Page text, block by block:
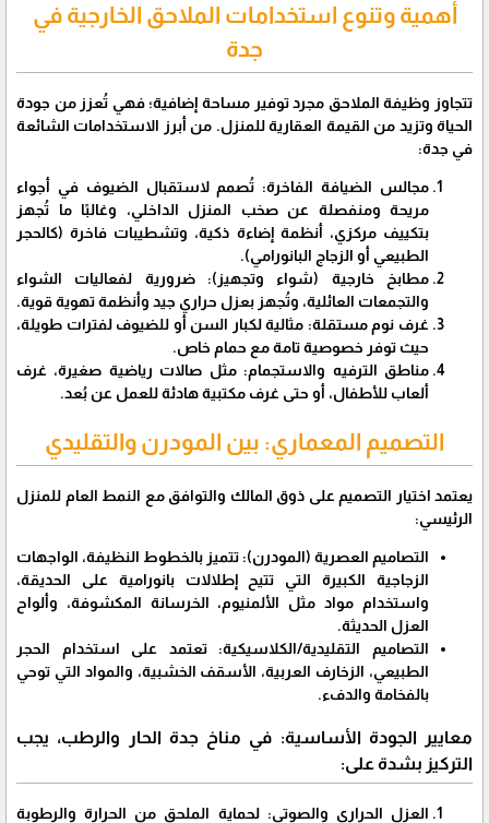
أهمية وتنوع استخدامات الملاحق الخارجية في
جدة
​تتجاوز وظيفة الملاحق مجرد توفير مساحة إضافية؛ فهي تُعزز من جودة
الحياة وتزيد من القيمة العقارية للمنزل. من أبرز الاستخدامات الشائعة
في جدة:
​مجالس الضيافة الفاخرة: تُصمم لاستقبال الضيوف في أجواء
مريحة ومنفصلة عن صخب المنزل الداخلي، وغالبًا ما تُجهز
بتكييف مركزي، أنظمة إضاءة ذكية، وتشطيبات فاخرة (كالحجر
الطبيعي أو الزجاج البانورامي).
​مطابخ خارجية (شواء وتجهيز): ضرورية لفعاليات الشواء
والتجمعات العائلية، وتُجهز بعزل حراري جيد وأنظمة تهوية قوية.
​غرف نوم مستقلة: مثالية لكبار السن أو للضيوف لفترات طويلة،
حيث توفر خصوصية تامة مع حمام خاص.
​مناطق الترفيه والاستجمام: مثل صالات رياضية صغيرة، غرف
ألعاب للأطفال، أو حتى غرف مكتبية هادئة للعمل عن بُعد.
​التصميم المعماري: بين المودرن والتقليدي
​يعتمد اختيار التصميم على ذوق المالك والتوافق مع النمط العام للمنزل
الرئيسي:
​التصاميم العصرية (المودرن): تتميز بالخطوط النظيفة، الواجهات
الزجاجية الكبيرة التي تتيح إطلالات بانورامية على الحديقة،
واستخدام مواد مثل الألمنيوم، الخرسانة المكشوفة، وألواح
العزل الحديثة.
​التصاميم التقليدية/الكلاسيكية: تعتمد على استخدام الحجر
الطبيعي، الزخارف العربية، الأسقف الخشبية، والمواد التي توحي
بالفخامة والدفء.
​معايير الجودة الأساسية: في مناخ جدة الحار والرطب، يجب
التركيز بشدة على:
​العزل الحراري والصوتي: لحماية الملحق من الحرارة والرطوبة